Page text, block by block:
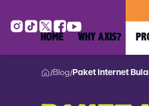
HOME WHY AXIS?
/Blog/Paket Internet